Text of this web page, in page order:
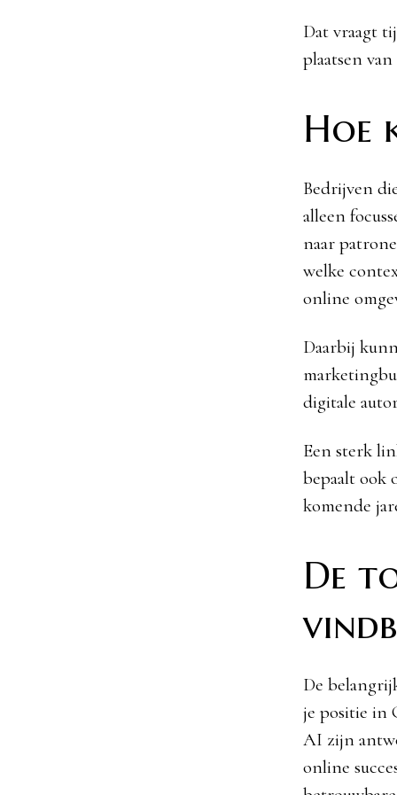
Dat vraagt
plaatsen
Hoe
Bedrijven
alleen
naar
welke
online
Daarbij
digitale
Een sterk
bepaalt ook
komende
De
De
je positie in
AI zijn
online